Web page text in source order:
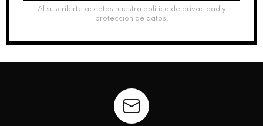
Al suscribirte aceptas nuestra política de privacidad y
protección de datos.